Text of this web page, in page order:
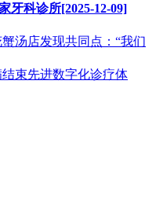
牙科诊所[2025-12-09]
汤店发现共同点：“我们
束先进数字化诊疗体